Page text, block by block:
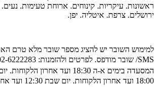
ראשונות. עיקריות. קינוחים. ארוחת טעימות.
ירושלים. צרפת. איטליה. יפן.
למימוש השובר יש להציג מספר שובר מלא טרם
SMS/ שובר מודפס. לפרטים ולהזמנות:
המסעדה בימים
18:00 ועד אחרון הלקוחות. יום שבת 12:30 ועד אחרון הלקוחות.